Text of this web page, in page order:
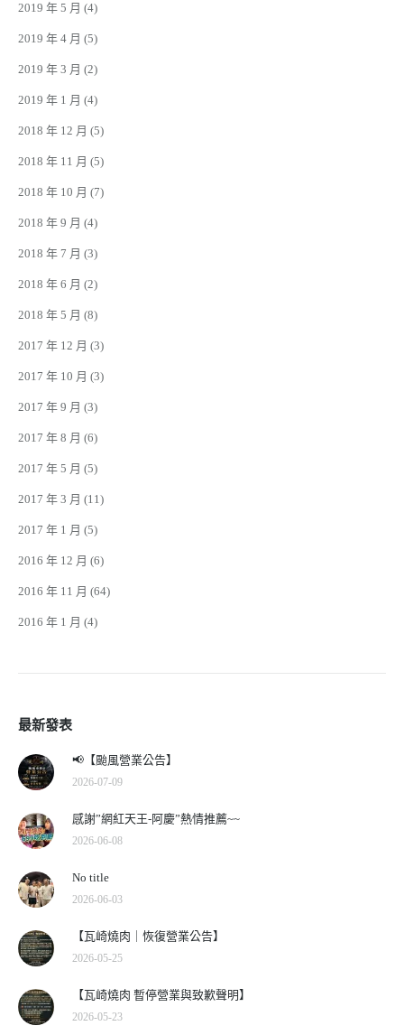
2019 年 5 月 (4)
2019 年 4 月 (5)
2019 年 3 月 (2)
2019 年 1 月 (4)
2018 年 12 月 (5)
2018 年 11 月 (5)
2018 年 10 月 (7)
2018 年 9 月 (4)
2018 年 7 月 (3)
2018 年 6 月 (2)
2018 年 5 月 (8)
2017 年 12 月 (3)
2017 年 10 月 (3)
2017 年 9 月 (3)
2017 年 8 月 (6)
2017 年 5 月 (5)
2017 年 3 月 (11)
2017 年 1 月 (5)
2016 年 12 月 (6)
2016 年 11 月 (64)
2016 年 1 月 (4)
最新發表
📢【颱風營業公告】
2026-07-09
感謝”網紅天王-阿慶”熱情推薦~~
2026-06-08
No title
2026-06-03
【瓦崎燒肉｜恢復營業公告】
2026-05-25
【瓦崎燒肉 暫停營業與致歉聲明】
2026-05-23